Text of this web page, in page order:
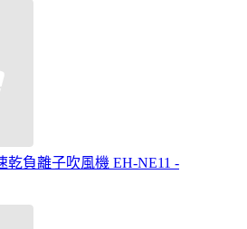
乾負離子吹風機 EH-NE11 -